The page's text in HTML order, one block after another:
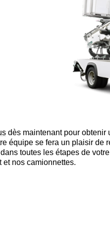
dès maintenant pour obtenir
équipe se fera un plaisir de
toutes les étapes de
et nos camionnettes.